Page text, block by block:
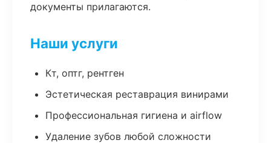
документы прилагаются.
Наши услуги
Кт, оптг, рентген
Эстетическая реставрация винирами
Профессиональная гигиена и airflow
Удаление зубов любой сложности